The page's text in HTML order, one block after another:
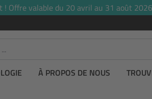
! Offre valable du 20 avril au 31 août
À PROPOS DE NOUS